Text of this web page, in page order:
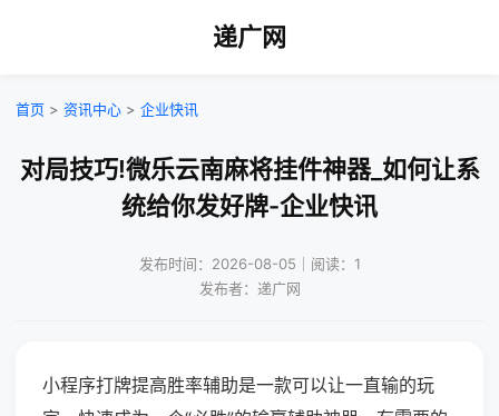
递广网
首页 > 资讯中心 > 企业快讯
对局技巧!微乐云南麻将挂件神器_如何让系
统给你发好牌-企业快讯
发布时间：2026-08-05｜阅读：1
发布者：递广网
小程序打牌提高胜率辅助是一款可以让一直输的玩